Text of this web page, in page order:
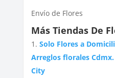
Envío de Flores
Más Tiendas De
Solo Flores a
Arreglos florales
City